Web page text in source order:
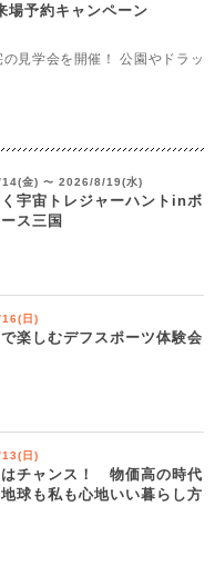
場予約キャンペーン
見学会を開催！ 公園やドラッ
金) 〜 2026/8/19(水)
宇宙トレジャーハントinボ
ス三国
日)
楽しむデフスポーツ体験会
日)
はチャンス！ 物価高の時代
球も私も心地いい暮らし方